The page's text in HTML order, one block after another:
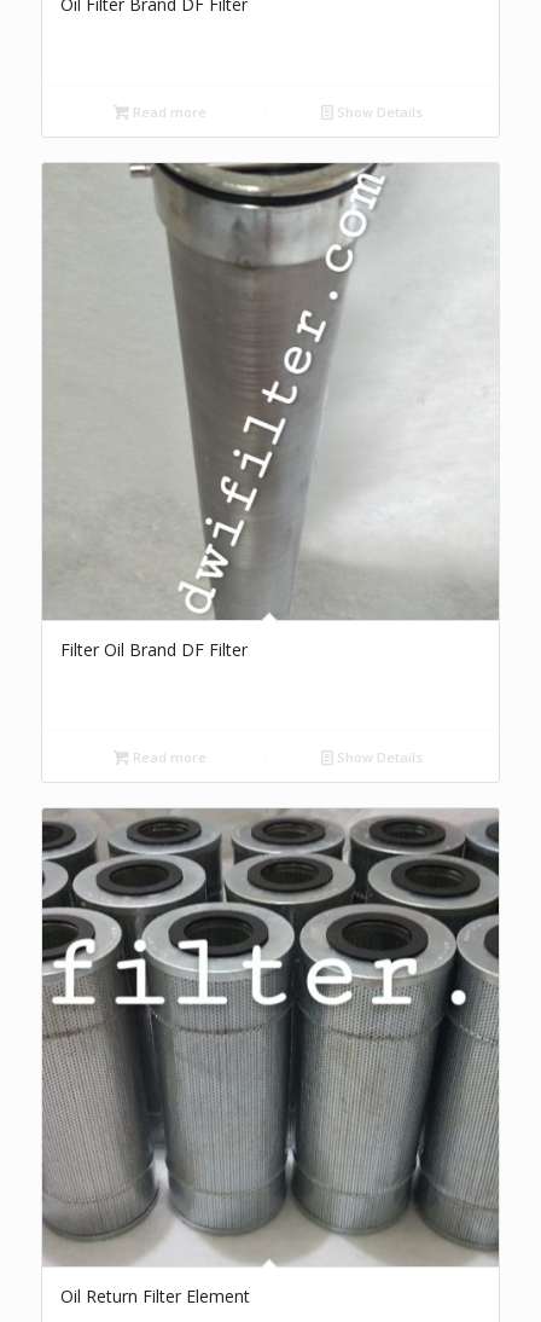
Read more Show Details
Filter Oil Brand DF Filter
Read more Show Details
Oil Return Filter Element